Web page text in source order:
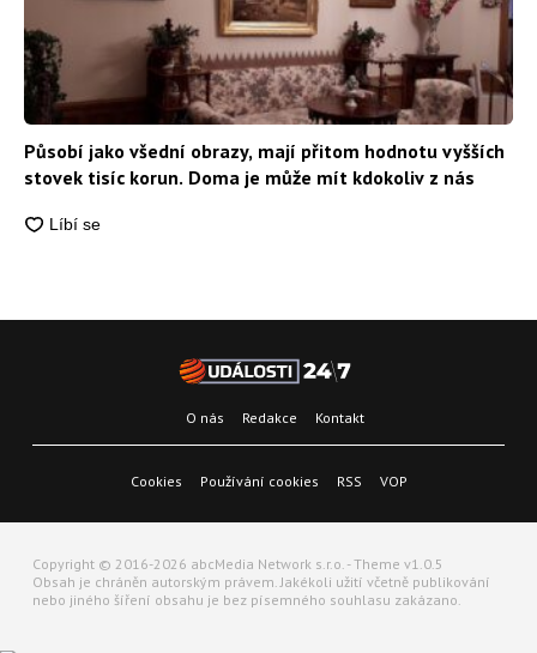
Působí jako všední obrazy, mají přitom hodnotu vyšších
stovek tisíc korun. Doma je může mít kdokoliv z nás
O nás Redakce Kontakt
Cookies Používání cookies RSS VOP
Copyright © 2016-2026 abcMedia Network s.r.o. - Theme v1.0.5
Obsah je chráněn autorským právem. Jakékoli užití včetně publikování
nebo jiného šíření obsahu je bez písemného souhlasu zakázano.